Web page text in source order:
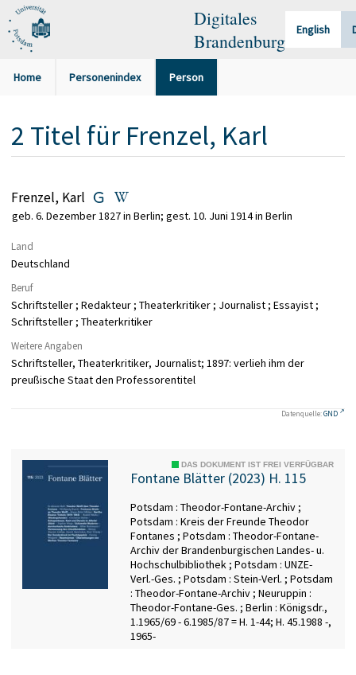
Digitales
Brandenburg
English
Home Personenindex Person
2 Titel für Frenzel, Karl
Frenzel, Karl
geb. 6. Dezember 1827 in Berlin; gest. 10. Juni 1914 in Berlin
Land
Deutschland
Beruf
Schriftsteller ; Redakteur ; Theaterkritiker ; Journalist ; Essayist ;
Schriftsteller ; Theaterkritiker
Weitere Angaben
Schriftsteller, Theaterkritiker, Journalist; 1897: verlieh ihm der
preußische Staat den Professorentitel
Datenquelle:GND
DAS DOKUMENT IST FREI VERFÜGBAR
Fontane Blätter (2023) H. 115
Potsdam : Theodor-Fontane-Archiv ;
Potsdam : Kreis der Freunde Theodor
Fontanes ; Potsdam : Theodor-Fontane-
Archiv der Brandenburgischen Landes- u.
Hochschulbibliothek ; Potsdam : UNZE-
Verl.-Ges. ; Potsdam : Stein-Verl. ; Potsdam
: Theodor-Fontane-Archiv ; Neuruppin :
Theodor-Fontane-Ges. ; Berlin : Königsdr.,
1.1965/69 - 6.1985/87 = H. 1-44; H. 45.1988 -,
1965-